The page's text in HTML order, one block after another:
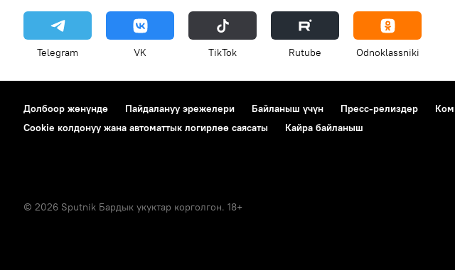
Telegram VK ТikТоk Rutube Odnoklassniki
Долбоор жөнүндө Пайдалануу эрежелери Байланыш үчүн Пресс-релиздер
Cookie колдонуу жана автоматтык логирлөө саясаты
Кайра байланыш
© 2026 Sputnik Бардык укуктар корголгон. 18+